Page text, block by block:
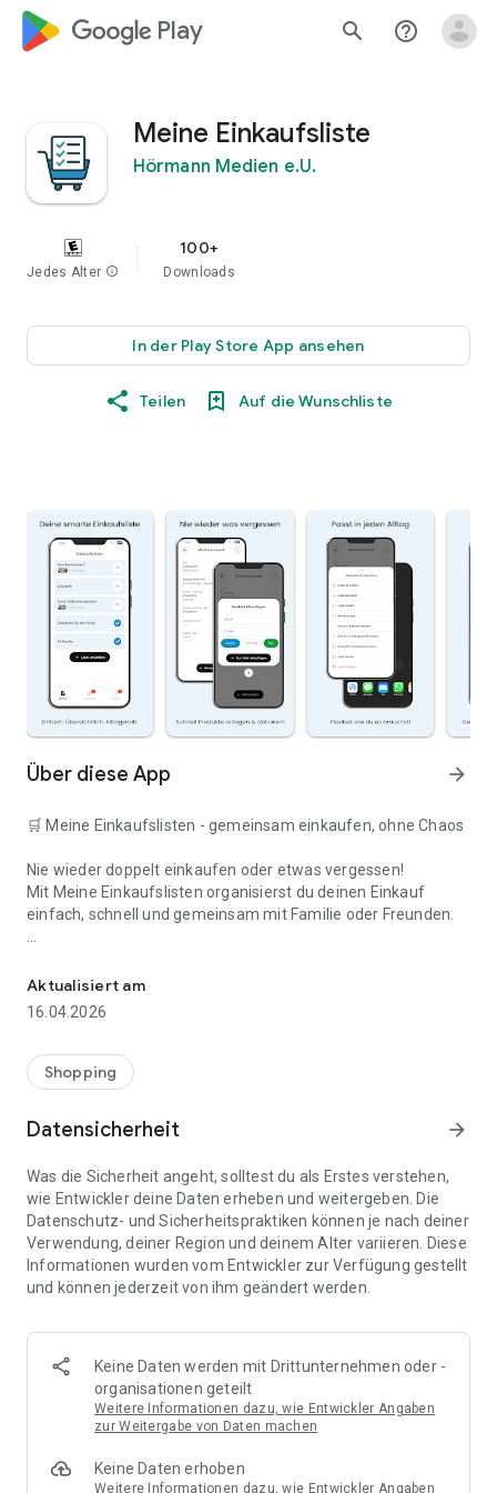
google_logo Play search help_outline
Meine Einkaufsliste
Hörmann Medien e.U.
Jedes Alter info
100+
Downloads
In der Play Store App ansehen
Teilen Auf die Wunschliste
Über diese App arrow_forward
🛒 Meine Einkaufslisten - gemeinsam einkaufen, ohne Chaos
Nie wieder doppelt einkaufen oder etwas vergessen!
Mit Meine Einkaufslisten organisierst du deinen Einkauf
einfach, schnell und gemeinsam mit Familie oder Freunden.
👨‍👩‍👧 Gemeinsame Einkaufslisten in Echtzeit: Alle sehen
⚡ Superschnell & einfach: Liste in Sekunden erstellen und
sofort loslegen.
📱 Immer dabei: Deine Einkaufsliste ist jederzeit auf deinem
🤝 Teilen leicht gemacht: Lade andere ein und erledigt den
Einkauf gemeinsam.
🍳 Zutaten direkt aus Rezepten übernehmen: Importiere
Zutaten von Rezept-Webseiten und verwandle sie
🚀 DEINE VORTEILE IM ALLTAG
* Nie wieder doppelte Einkäufe
* Kein Chaos mehr beim Einkaufen
* Bessere Abstimmung mit Familie & Freunden
* Perfekt für die Essensplanung
Aktualisiert am
16.04.2026
Shopping
Datensicherheit arrow_forward
Was die Sicherheit angeht, solltest du als Erstes verstehen,
wie Entwickler deine Daten erheben und weitergeben. Die
Datenschutz- und Sicherheitspraktiken können je nach deiner
Verwendung, deiner Region und deinem Alter variieren. Diese
Informationen wurden vom Entwickler zur Verfügung gestellt
und können jederzeit von ihm geändert werden.
Keine Daten werden mit Drittunternehmen oder -
organisationen geteilt
Weitere Informationen dazu, wie Entwickler Angaben
zur Weitergabe von Daten machen
Keine Daten erhoben
Weitere Informationen dazu, wie Entwickler Angaben